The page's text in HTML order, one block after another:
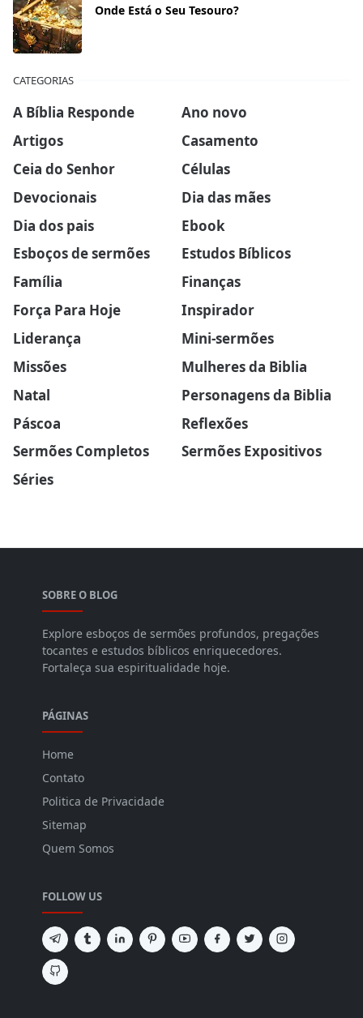
Onde Está o Seu Tesouro?
CATEGORIAS
A Bíblia Responde
Ano novo
Artigos
Casamento
Ceia do Senhor
Células
Devocionais
Dia das mães
Dia dos pais
Ebook
Esboços de sermões
Estudos Bíblicos
Família
Finanças
Força Para Hoje
Inspirador
Liderança
Mini-sermões
Missões
Mulheres da Biblia
Natal
Personagens da Biblia
Páscoa
Reflexões
Sermões Completos
Sermões Expositivos
Séries
SOBRE O BLOG
Explore esboços de sermões profundos, pregações
tocantes e estudos bíblicos enriquecedores.
Fortaleça sua espiritualidade hoje.
PÁGINAS
Home
Contato
Politica de Privacidade
Sitemap
Quem Somos
FOLLOW US